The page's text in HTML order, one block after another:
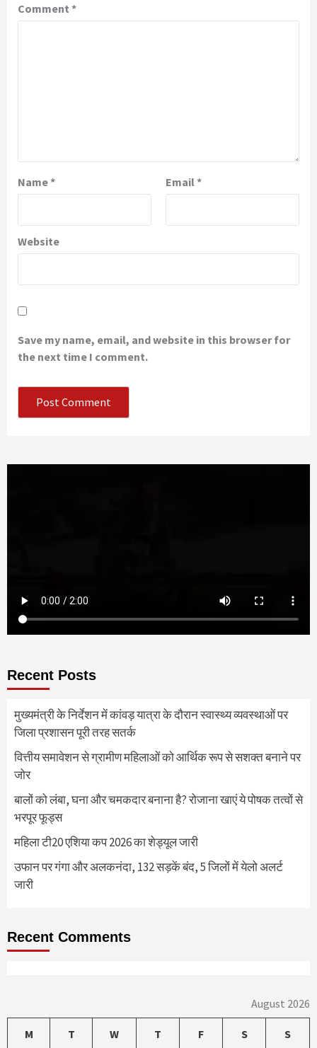
Comment *
Name* Email *
Website
Save my name, email, and website in this browser for
the next time I comment.
Recent Posts
मुख्यमंत्री के निर्देशन में कांवड़ यात्रा के दौरान स्वास्थ्य व्यवस्थाओं पर
जिला प्रशासन पूरी तरह सतर्क
वित्तीय समावेशन से ग्रामीण महिलाओं को आर्थिक रूप से सशक्त बनाने पर
जोर
बालों को लंबा, घना और चमकदार बनाना है? रोजाना खाएं ये पोषक तत्वों से
भरपूर फूड्स
महिला टी20 एशिया कप 2026 का शेड्यूल जारी
उफान पर गंगा और अलकनंदा, 132 सड़कें बंद, 5 जिलों में येलो अलर्ट
जारी
Recent Comments
August 2026
M T W T F S S